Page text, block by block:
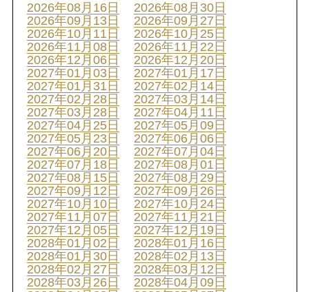
2026年08月16日
2026年08月30日
2026年09月13日
2026年09月27日
2026年10月11日
2026年10月25日
2026年11月08日
2026年11月22日
2026年12月06日
2026年12月20日
2027年01月03日
2027年01月17日
2027年01月31日
2027年02月14日
2027年02月28日
2027年03月14日
2027年03月28日
2027年04月11日
2027年04月25日
2027年05月09日
2027年05月23日
2027年06月06日
2027年06月20日
2027年07月04日
2027年07月18日
2027年08月01日
2027年08月15日
2027年08月29日
2027年09月12日
2027年09月26日
2027年10月10日
2027年10月24日
2027年11月07日
2027年11月21日
2027年12月05日
2027年12月19日
2028年01月02日
2028年01月16日
2028年01月30日
2028年02月13日
2028年02月27日
2028年03月12日
2028年03月26日
2028年04月09日